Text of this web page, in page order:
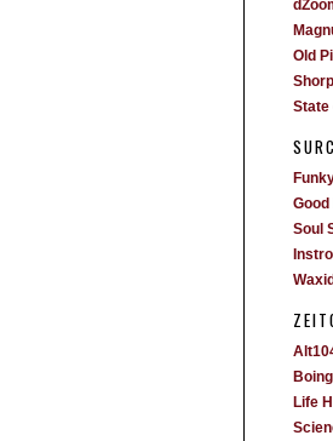
Old
State
Good
Soul
Life